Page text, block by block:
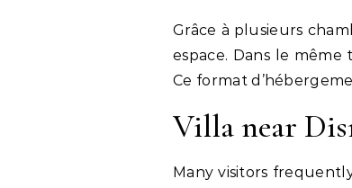
Grâce à plusieurs
espace. Dans le
Ce format
Villa near
Many visitors